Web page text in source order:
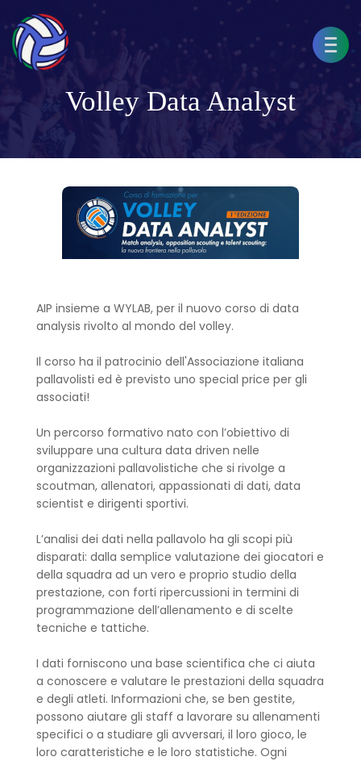
Volley Data Analyst
AIP insieme a WYLAB, per il nuovo corso di data
analysis rivolto al mondo del volley.
Il corso ha il patrocinio dell'Associazione italiana
pallavolisti ed è previsto uno special price per gli
associati!
Un percorso formativo nato con l’obiettivo di
sviluppare una cultura data driven nelle
organizzazioni pallavolistiche che si rivolge a
scoutman, allenatori, appassionati di dati, data
scientist e dirigenti sportivi.
L’analisi dei dati nella pallavolo ha gli scopi più
disparati: dalla semplice valutazione dei giocatori e
della squadra ad un vero e proprio studio della
prestazione, con forti ripercussioni in termini di
programmazione dell’allenamento e di scelte
tecniche e tattiche.
I dati forniscono una base scientifica che ci aiuta
a conoscere e valutare le prestazioni della squadra
e degli atleti. Informazioni che, se ben gestite,
possono aiutare gli staff a lavorare su allenamenti
specifici o a studiare gli avversari, il loro gioco, le
loro caratteristiche e le loro statistiche. Ogni